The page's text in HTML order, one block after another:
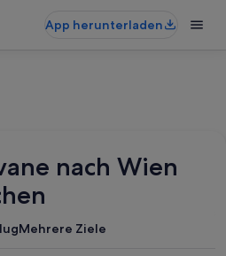
App herunterladen
nach Wien
Mehrere Ziele